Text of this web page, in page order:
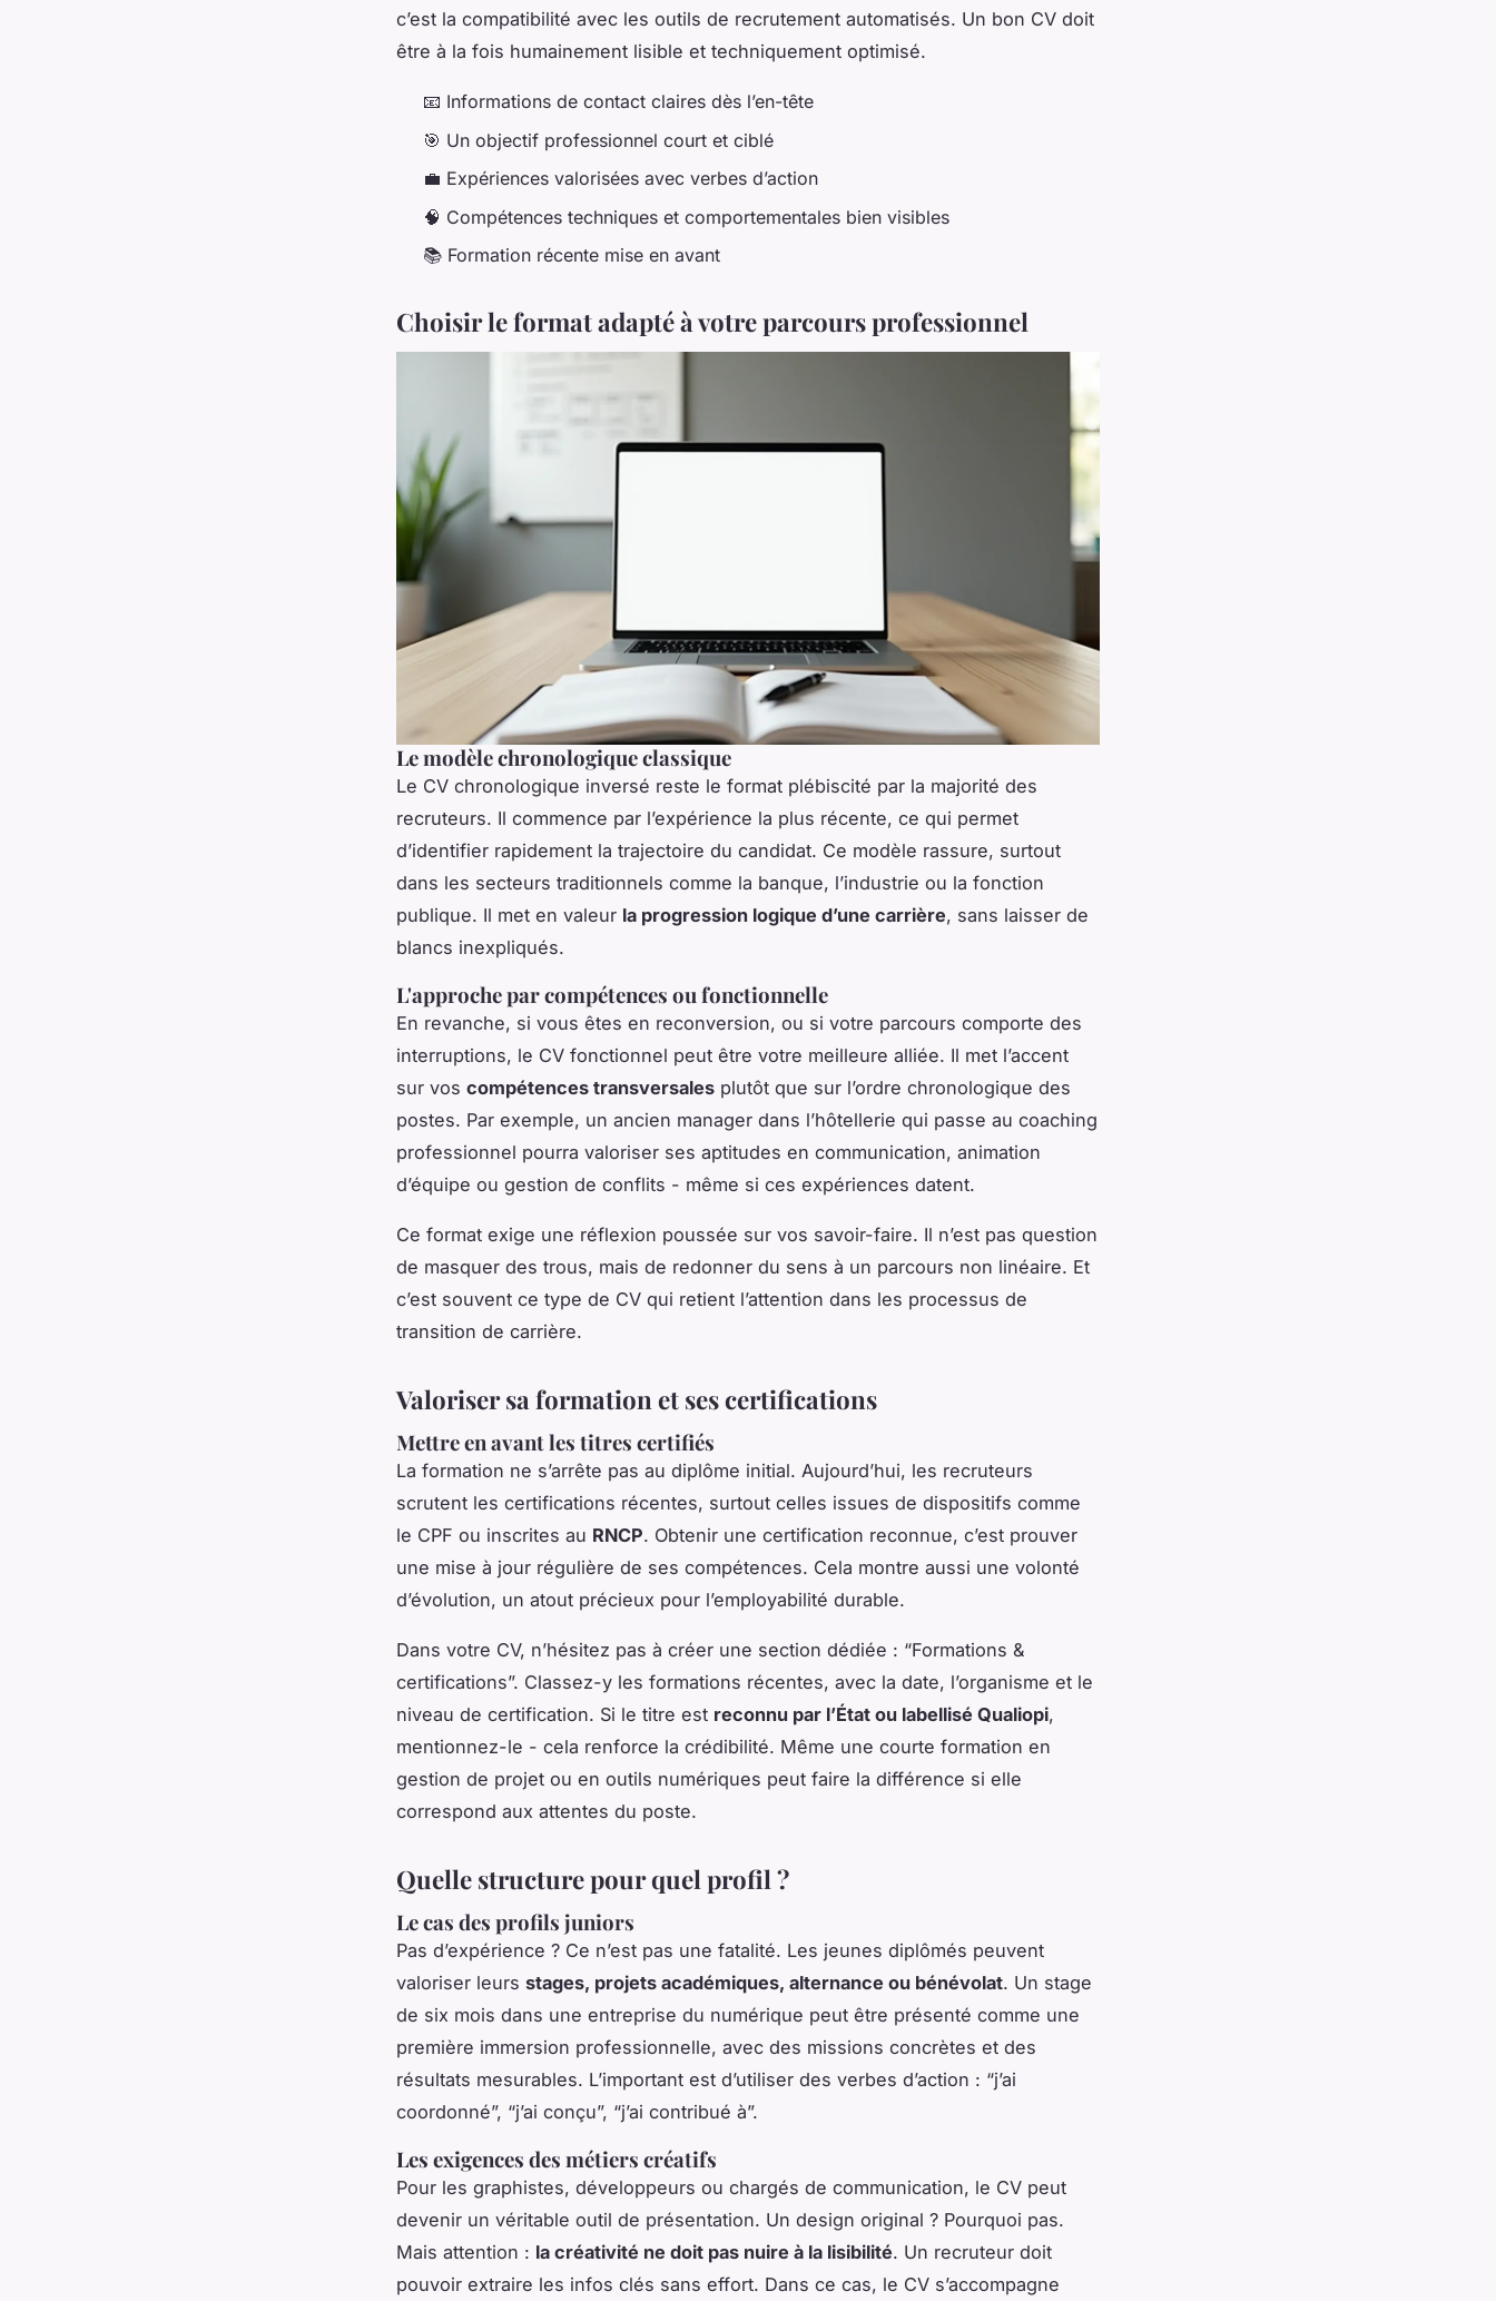
c’est la compatibilité avec les outils de recrutement automatisés. Un bon CV doit
être à la fois humainement lisible et techniquement optimisé.
📧 Informations de contact claires dès l’en-tête
🎯 Un objectif professionnel court et ciblé
💼 Expériences valorisées avec verbes d’action
🧠 Compétences techniques et comportementales bien visibles
📚 Formation récente mise en avant
Choisir le format adapté à votre parcours professionnel
Le modèle chronologique classique
Le CV chronologique inversé reste le format plébiscité par la majorité des
recruteurs. Il commence par l’expérience la plus récente, ce qui permet
d’identifier rapidement la trajectoire du candidat. Ce modèle rassure, surtout
dans les secteurs traditionnels comme la banque, l’industrie ou la fonction
publique. Il met en valeur la progression logique d’une carrière, sans laisser de
blancs inexpliqués.
L'approche par compétences ou fonctionnelle
En revanche, si vous êtes en reconversion, ou si votre parcours comporte des
interruptions, le CV fonctionnel peut être votre meilleure alliée. Il met l’accent
sur vos compétences transversales plutôt que sur l’ordre chronologique des
postes. Par exemple, un ancien manager dans l’hôtellerie qui passe au coaching
professionnel pourra valoriser ses aptitudes en communication, animation
d’équipe ou gestion de conflits - même si ces expériences datent.
Ce format exige une réflexion poussée sur vos savoir-faire. Il n’est pas question
de masquer des trous, mais de redonner du sens à un parcours non linéaire. Et
c’est souvent ce type de CV qui retient l’attention dans les processus de
transition de carrière.
Valoriser sa formation et ses certifications
Mettre en avant les titres certifiés
La formation ne s’arrête pas au diplôme initial. Aujourd’hui, les recruteurs
scrutent les certifications récentes, surtout celles issues de dispositifs comme
le CPF ou inscrites au RNCP. Obtenir une certification reconnue, c’est prouver
une mise à jour régulière de ses compétences. Cela montre aussi une volonté
d’évolution, un atout précieux pour l’employabilité durable.
Dans votre CV, n’hésitez pas à créer une section dédiée : “Formations &
certifications”. Classez-y les formations récentes, avec la date, l’organisme et le
niveau de certification. Si le titre est reconnu par l’État ou labellisé Qualiopi,
mentionnez-le - cela renforce la crédibilité. Même une courte formation en
gestion de projet ou en outils numériques peut faire la différence si elle
correspond aux attentes du poste.
Quelle structure pour quel profil ?
Le cas des profils juniors
Pas d’expérience ? Ce n’est pas une fatalité. Les jeunes diplômés peuvent
valoriser leurs stages, projets académiques, alternance ou bénévolat. Un stage
de six mois dans une entreprise du numérique peut être présenté comme une
première immersion professionnelle, avec des missions concrètes et des
résultats mesurables. L’important est d’utiliser des verbes d’action : “j’ai
coordonné”, “j’ai conçu”, “j’ai contribué à”.
Les exigences des métiers créatifs
Pour les graphistes, développeurs ou chargés de communication, le CV peut
devenir un véritable outil de présentation. Un design original ? Pourquoi pas.
Mais attention : la créativité ne doit pas nuire à la lisibilité. Un recruteur doit
pouvoir extraire les infos clés sans effort. Dans ce cas, le CV s’accompagne